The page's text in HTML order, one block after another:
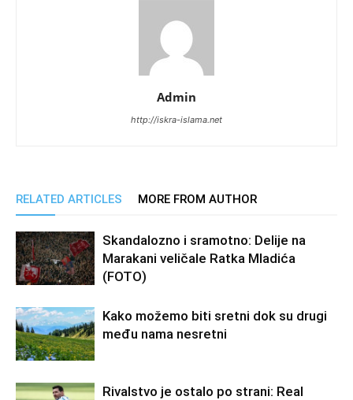
Admin
http://iskra-islama.net
RELATED ARTICLES MORE FROM AUTHOR
Skandalozno i sramotno: Delije na
Marakani veličale Ratka Mladića
(FOTO)
Kako možemo biti sretni dok su drugi
među nama nesretni
Rivalstvo je ostalo po strani: Real